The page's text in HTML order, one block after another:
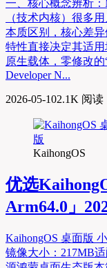
一、核心概念辨析
（技术内核）很多
本质区别，核心差
特性直接决定其适
原生载体，零修改
Developer N...
2026-05-102.1K 阅读
KaihongOS
优选
Arm64.0」
KaihongOS 桌面版
镜像大小：217MB